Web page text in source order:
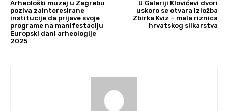
Arheološki muzej u Zagrebu
poziva zainteresirane
institucije da prijave svoje
programe na manifestaciju
Europski dani arheologije
2025
U Galeriji Klovićevi dvori
uskoro se otvara izložba
Zbirka Kviz – mala riznica
hrvatskog slikarstva